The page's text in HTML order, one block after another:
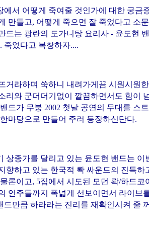
에서 어떻게 죽여줄 것인가에 대한 궁금
만들고, 어떻게 죽으면 잘 죽었다고 소
드는 광란의 도가니탕 요리사 - 윤도현
죽었다고 복창하자....
거라하며 쑥하니 내려가게끔 시원시원
리와 군더더기없이 깔끔하면서도 힘이
드가 무붕 2002 첫날 공연의 무대를 스
마당으로 만들어 주러 등장하신단다.
상종가를 달리고 있는 윤도현 밴드는 이
향하고 있는 한국적 롹 싸운드의 진득하
론이고, 5집에서 시도된 모던 롹/하드코
연주들까지 폭넓게 선보이면서 라이브
드만큼 하라라는 진리를 재확인시켜 줄